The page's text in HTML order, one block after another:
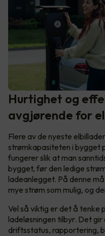
Hurtighet og
avgjørende for
Flere av de nyeste
strømkapasiteten i bygget
fungerer slik at man
bygget, før den ledige
ladeanlegget. På denne
mye strøm som mulig, og
Vel så viktig er det å tenke
ladeløsningen tilbyr. Det
driftsstatus, rapportering,